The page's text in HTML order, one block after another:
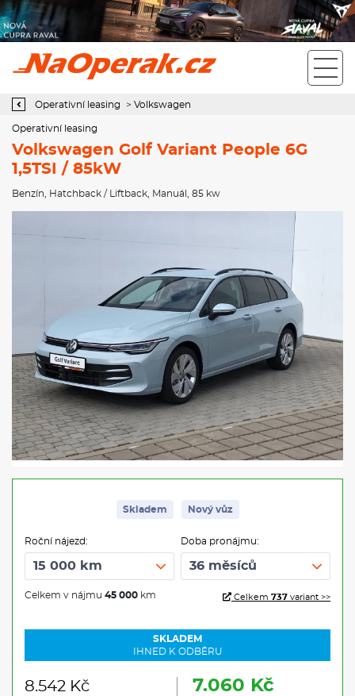
Operativní leasing Volkswagen Golf Variant People 6G 1,5TSI /
Operativní leasing > Volkswagen
Operativní leasing
Volkswagen Golf Variant People 6G
1,5TSI / 85kW
Benzín Hatchback / Liftback Manuál , 85 kw
Skladem Nový vůz
Roční nájezd:
Celkem v nájmu 45 000 km
Doba pronájmu:
Celkem 737 variant >>
SKLADEM
IHNED K ODBĚRU
8.542 Kč 7.060 Kč